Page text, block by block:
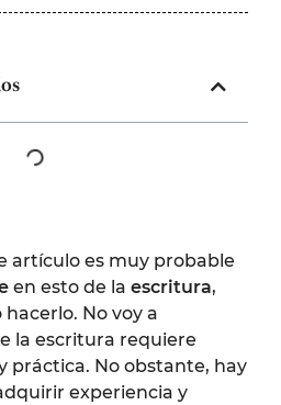
artículo es muy probable
en esto de la escritura,
No voy a
la escritura requiere
práctica. No obstante, hay
experiencia y